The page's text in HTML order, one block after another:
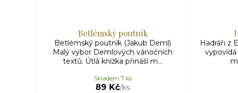
Betlémský poutník
Betlémský poutník (Jakub Deml)
Malý výbor Demlových vánočních
textů. Útlá knížka přináší m...
89 Kč/ks
Skladem 7 ks
Hadráři z